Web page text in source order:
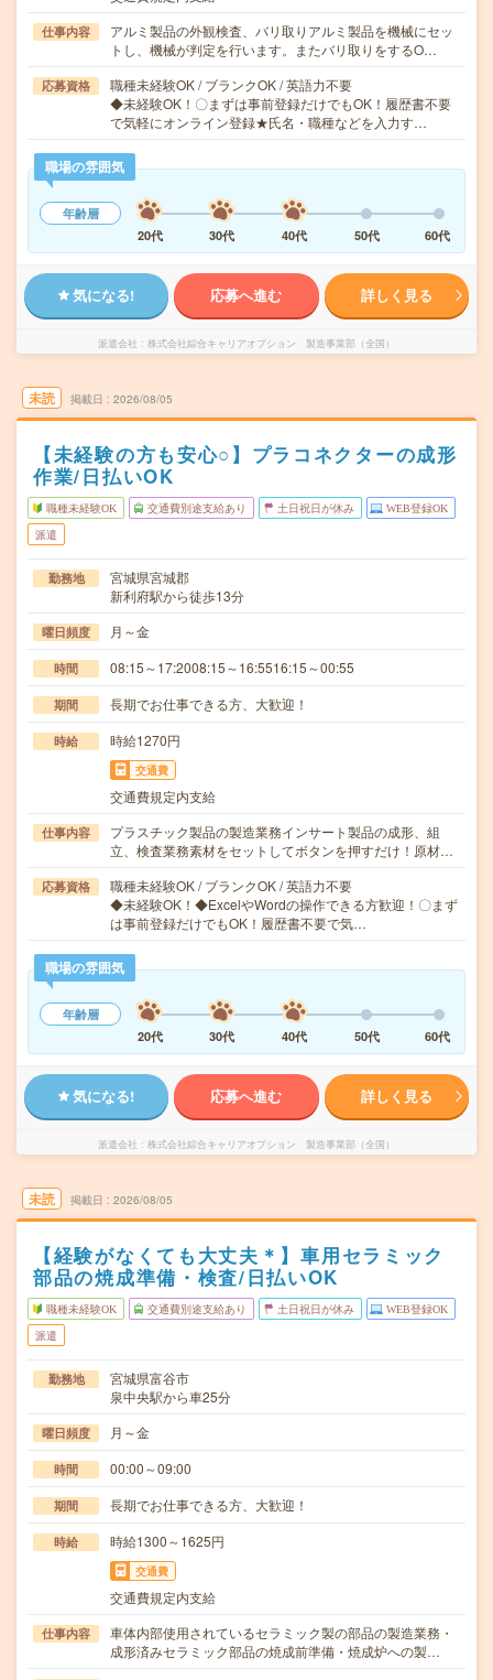
仕事内容
アルミ製品の外観検査、バリ取りアルミ製品を機械にセッ
トし、機械が判定を行います。またバリ取りをするO…
応募資格
職種未経験OK / ブランクOK / 英語力不要
◆未経験OK！〇まずは事前登録だけでもOK！履歴書不要
で気軽にオンライン登録★氏名・職種などを入力す…
職場の雰囲気
年齢層
20代
30代 40代 50代 60代
気になる! 応募へ進む 詳しく見る
派遣会社 株式会社綜合キャリアオプション 製造事業部（全国）
未読 掲載日 2026/08/05
【未経験の方も安心○】プラコネクターの成形
作業/日払いOK
職種未経験OK 交通費別途支給あり 土日祝日が休み WEB登録OK
派遣
勤務地
宮城県宮城郡
新利府駅から徒歩13分
曜日頻度 月～金
時間 08:15～17:2008:15～16:5516:15～00:55
期間 長期でお仕事できる方、大歓迎！
時給 時給1270円
交通費
交通費規定内支給
仕事内容
プラスチック製品の製造業務インサート製品の成形、組
立、検査業務素材をセットしてボタンを押すだけ！原材…
応募資格
職種未経験OK / ブランクOK / 英語力不要
◆未経験OK！◆ExcelやWordの操作できる方歓迎！〇まず
は事前登録だけでもOK！履歴書不要で気…
職場の雰囲気
年齢層
20代
30代 40代 50代 60代
気になる! 応募へ進む 詳しく見る
派遣会社 株式会社綜合キャリアオプション 製造事業部（全国）
未読 掲載日 2026/08/05
【経験がなくても大丈夫＊】車用セラミック
部品の焼成準備・検査/日払いOK
職種未経験OK 交通費別途支給あり 土日祝日が休み WEB登録OK
派遣
勤務地
宮城県富谷市
泉中央駅から車25分
曜日頻度 月～金
時間 00:00～09:00
期間 長期でお仕事できる方、大歓迎！
時給 時給1300～1625円
交通費
交通費規定内支給
仕事内容
車体内部使用されているセラミック製の部品の製造業務・
成形済みセラミック部品の焼成前準備・焼成炉への製…